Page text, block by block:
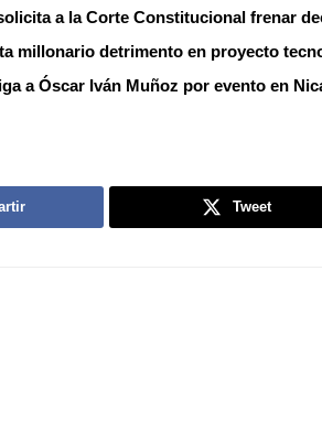
a la Corte Constitucional frenar
millonario detrimento en proyecto
a Óscar Iván Muñoz por evento en
Tweet